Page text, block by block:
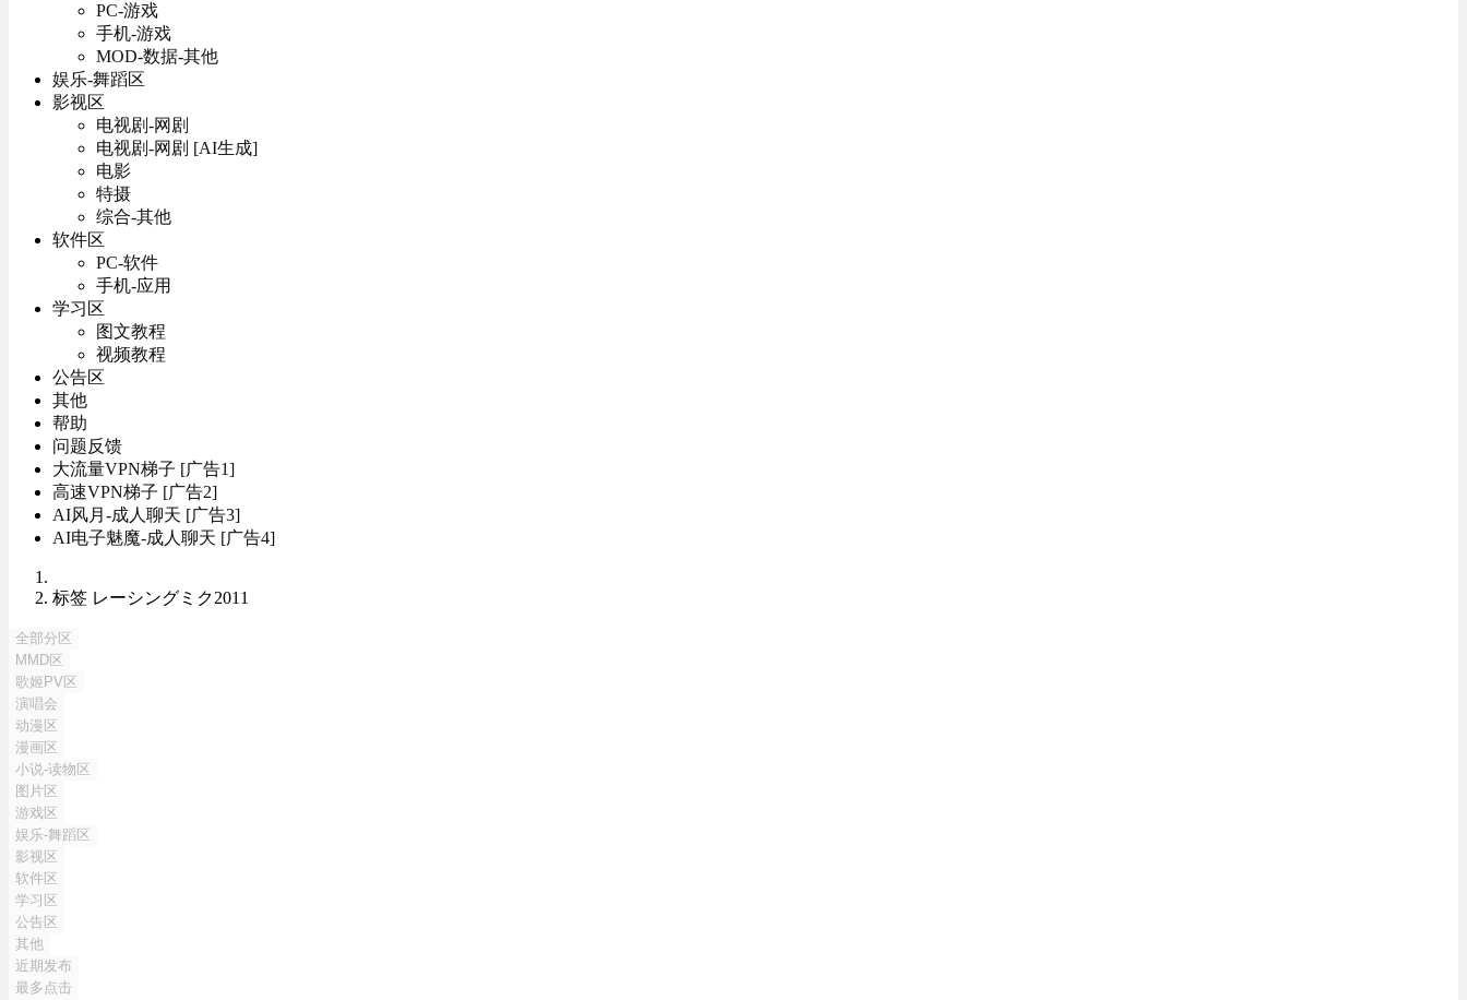
PC-游戏
手机-游戏
MOD-数据-其他
娱乐-舞蹈区
影视区
电视剧-网剧
电视剧-网剧 [AI生成]
电影
特摄
综合-其他
软件区
PC-软件
手机-应用
学习区
图文教程
视频教程
公告区
其他
帮助
问题反馈
大流量VPN梯子 [广告1]
高速VPN梯子 [广告2]
AI风月-成人聊天 [广告3]
AI电子魅魔-成人聊天 [广告4]
标签 レーシングミク2011
全部分区
MMD区
歌姬PV区
演唱会
动漫区
漫画区
小说-读物区
图片区
游戏区
娱乐-舞蹈区
影视区
软件区
学习区
公告区
其他
近期发布
最多点击